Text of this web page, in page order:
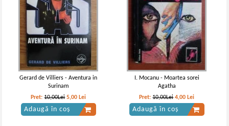
Gerard de Villiers - Aventura in
Surinam
Pret:10,00Lei 5,00 Lei
Adaugă în coș
I. Mocanu - Moartea sorei
Agatha
Pret:10,00Lei 4,00 Lei
Adaugă în coș